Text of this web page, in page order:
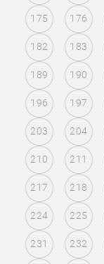
175 176
182 183
189 190
196 197
203 204
210 211
217 218
224 225
231 232